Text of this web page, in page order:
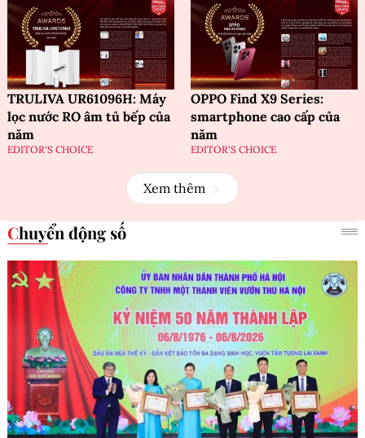
TRULIVA UR61096H: Máy
lọc nước RO âm tủ bếp của
năm
EDITOR'S CHOICE
OPPO Find X9 Series:
smartphone cao cấp của
năm
EDITOR'S CHOICE
Xem thêm
Chuyển động số